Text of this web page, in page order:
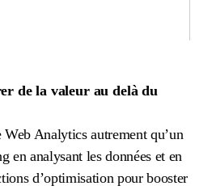
de la valeur au delà du
Analytics autrement qu’un
en analysant les données et en
d’optimisation pour booster